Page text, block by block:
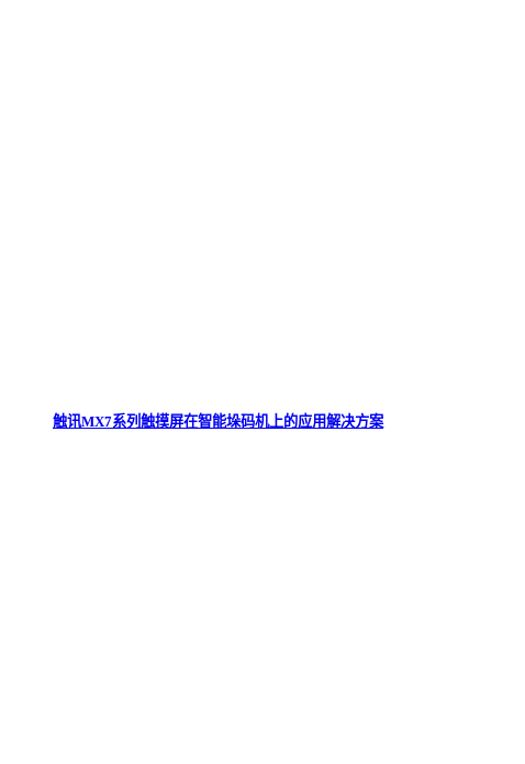
触讯MX7系列触摸屏在智能垛码机上的应用解决方案